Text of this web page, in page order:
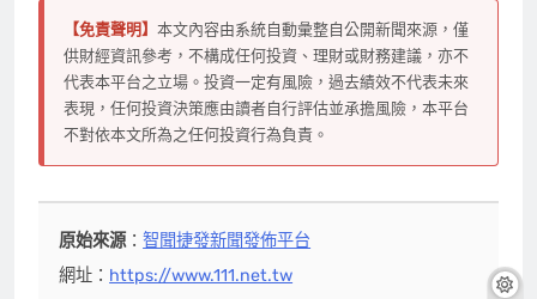
【免責聲明】 本文內容由系統自動彙整自公開新聞來源，僅
供財經資訊參考，不構成任何投資、理財或財務建議，亦不
代表本平台之立場。投資一定有風險，過去績效不代表未來
表現，任何投資決策應由讀者自行評估並承擔風險，本平台
不對依本文所為之任何投資行為負責。
原始來源：智聞捷發新聞發佈平台
網址： https://www.111.net.tw